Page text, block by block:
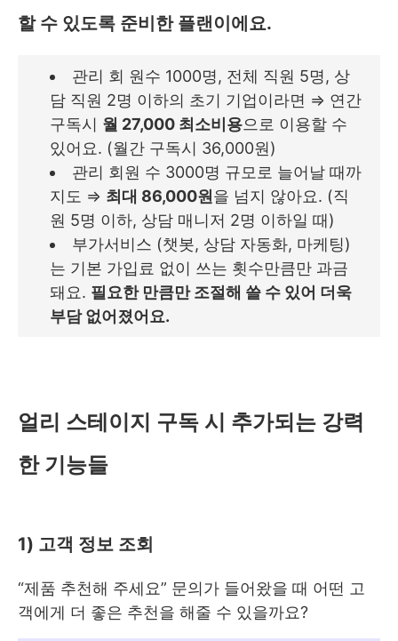
할 수 있도록 준비한 플랜이에요.
관리 회 원수 1000명, 전체 직원 5명, 상
담 직원 2명 이하의 초기 기업이라면 ⇒ 연간
구독시 월 27,000 최소비용으로 이용할 수
있어요. (월간 구독시 36,000원)
관리 회원 수 3000명 규모로 늘어날 때까
지도 ⇒ 최대 86,000원을 넘지 않아요. (직
원 5명 이하, 상담 매니저 2명 이하일 때)
부가서비스 (챗봇, 상담 자동화, 마케팅)
는 기본 가입료 없이 쓰는 횟수만큼만 과금
돼요. 필요한 만큼만 조절해 쓸 수 있어 더욱
부담 없어졌어요.
얼리 스테이지 구독 시 추가되는 강력
한 기능들
1) 고객 정보 조회
“제품 추천해 주세요” 문의가 들어왔을 때 어떤 고
객에게 더 좋은 추천을 해줄 수 있을까요?